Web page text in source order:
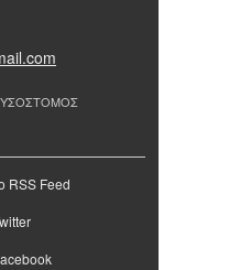
RSS Feed